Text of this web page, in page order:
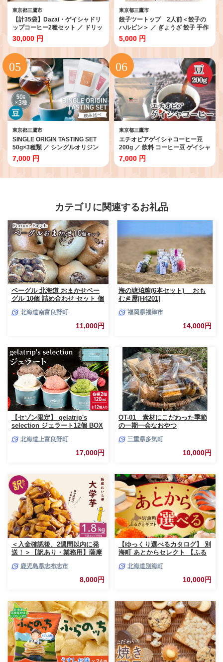
東京都三鷹市
【計35袋】Dazai・ゲイシャドリ
ップコーヒー2種セット ／ ドリッ
プコーヒー 珈琲 ゲイシャ 飲み比
べ 個包装 ドリップバッグ コーヒ
ーセット スペシャルティコーヒー
エチオピア 大容量 35袋 手軽 自宅
カフェ コーヒー好き お取り寄せ
ギフト 東京都 [No.103]
30,000 円
東京都三鷹市
餃子ツートップ 2人前＜餃子の
ハルピン＞ ／ ぎょうざ 餃子 手作
り餃子 餃子セット 食べ比べ 中華
点心 もちもち皮 肉汁 香辛料 ニラ
餃子 エビ餃子 家庭用 2人前 冷凍
餃子 お取り寄せ 東京都 [No.005]
5,000 円
東京都三鷹市
SINGLE ORIGIN TASTING SET
50g×3種類 ／ シングルオリジン
コーヒー コーヒー豆 シングルオ
リジン 飲み比べ スペシャルティ
コーヒーギフト 浅煎り 中煎り フ
心者 LIGHT UP COFFEE 東京都
7,000 円
東京都三鷹市
エチオピアゲイシャコーヒー豆
200g ／ 飲料 コーヒー豆 ゲイシャ
エチオピア スペシャルティコーヒ
ー 自家焙煎 豆のまま ハンドドリ
コーヒー好き お取り寄せ 自宅カ
7,000 円
カテゴリに関連するお礼品
ベーグル 北海道 おまかせベー
グル 10個 詰め合わせ セット 個
酵母 天然酵母パン ナッツ チョ
コ チーズ レーズン いちじく ベ
ーコン ソーセージ キャラメル
北海道南富良野町
11,000円
海の琥珀糖(6本セット) おも
むき屋[H4201]
福岡県福津市
14,000円
【セゾン限定】 gelatrip's
selection ジェラート12個 BOX
スクリーム ジェラート デザー
ト ギフト 贈呈 贈り物 ミルク
生乳 牛乳 お菓子 スイーツ 冷凍
北海道上富良野町
17,000円
OT-01 素材にこだわった季節
の一期一会なおやつ
三重県多気町
10,000円
＜入金確認後、2週間以内に発
送！＞【訳あり・業務用】薩摩
1.8kg(900g×2袋) p8-142-2w
鹿児島県志布志市
8,000円
【ゆっくり選べるカタログ】 別
海町 あとからセレクト 【ふる
とから選べる！ ギフト いくら
ほたて 海鮮 牛肉 ケーキ アイス
【BY0000010】（ 後から選べ
カタログギフト あとからカタロ
グ あとからカタログポイント
あとからカタログギフト ふるさ
と納税 ）
北海道別海町
10,000円